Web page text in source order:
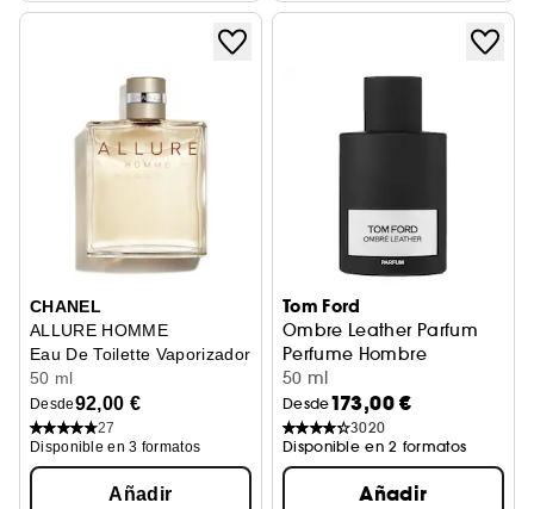
CHANEL
ALLURE HOMME
Eau De Toilette Vaporizador
50 ml
Desde92,00 €
27
Disponible en 3 formatos
Añadir
Tom Ford
Ombre Leather Parfum
Perfume Hombre
50 ml
Desde173,00 €
3020
Disponible en 2 formatos
Añadir